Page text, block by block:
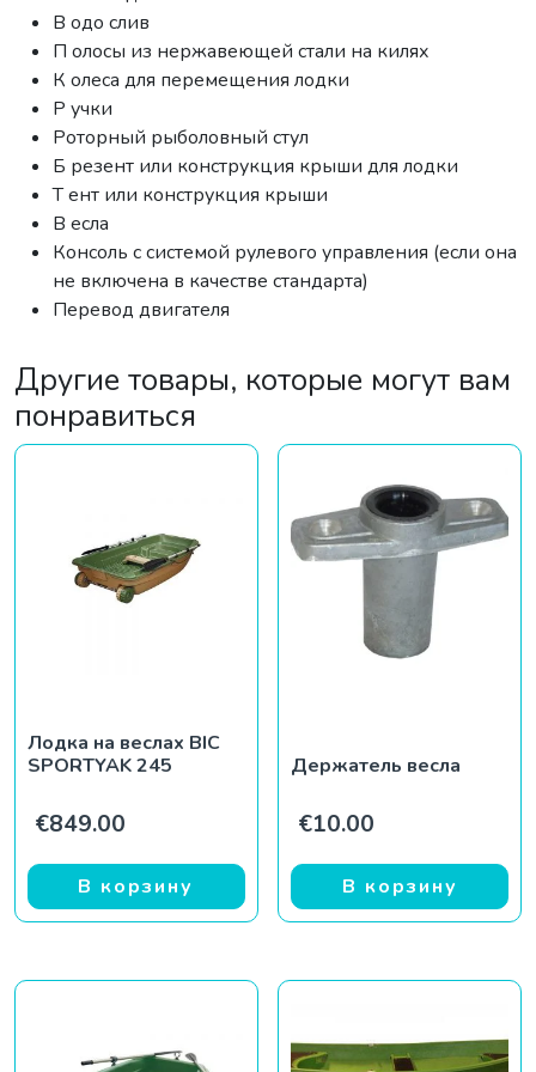
В одо слив
П олосы из нержавеющей стали на килях
К олеса для перемещения лодки
Р учки
Роторный рыболовный стул
Б резент или конструкция крыши для лодки
Т ент или конструкция крыши
В есла
Консоль с системой рулевого управления (если она
не включена в качестве стандарта)
Перевод двигателя
Другие товары, которые могут вам
понравиться
Лодка на веслах BIC
SPORTYAK 245
€849.00
В корзину
Держатель весла
€10.00
В корзину